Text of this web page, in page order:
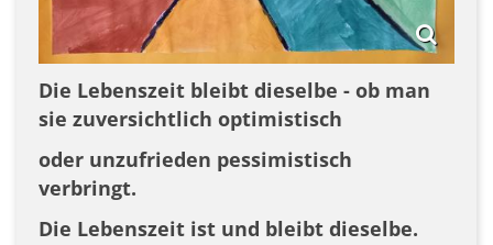
Die Lebenszeit bleibt dieselbe - ob man
sie zuversichtlich optimistisch
oder unzufrieden pessimistisch
verbringt.
Die Lebenszeit ist und bleibt dieselbe.